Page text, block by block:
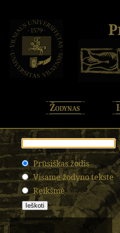
Žodynas
Prūsiškas žodis
Visame žodyno tekste
Reikšmė